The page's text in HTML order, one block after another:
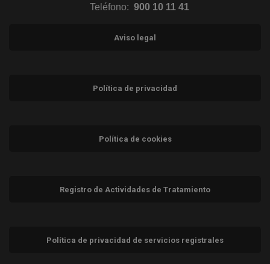
Teléfono: 900 10 11 41
Aviso legal
Política de privacidad
Política de cookies
Registro de Actividades de Tratamiento
Política de privacidad de servicios registrales